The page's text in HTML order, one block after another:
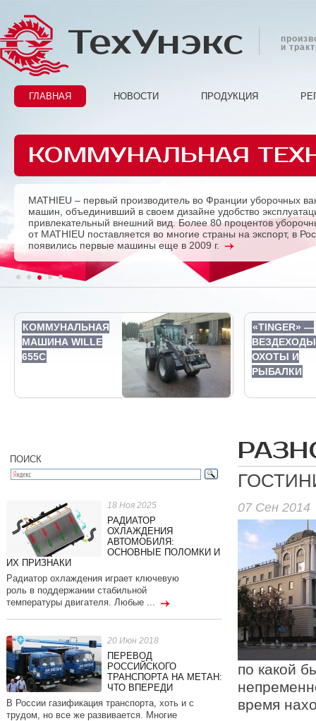
ТехУнэкс
и
ГЛАВНАЯ НОВОСТИ ПРОДУКЦИЯ
КОММУНАЛЬНАЯ
MATHIEU – первый производитель во Франции уборочных
машин, объединивший в своем дизайне удобство
привлекательный внешний вид. Более 80 процентов
от MATHIEU поставляется во многие страны на экспорт, в
появились первые машины еще в 2009 г.
Previous
1 2 3 4 5
КОММУНАЛЬНАЯ
МАШИНА WILLE
655C
«TINGER» —
ОХОТЫ И
РЫБАЛКИ
07 Сен 2014
по какой
время
ПОИСК
18 Ноя 2025
РАДИАТОР
ОХЛАЖДЕНИЯ
АВТОМОБИЛЯ:
ОСНОВНЫЕ ПОЛОМКИ И
ИХ ПРИЗНАКИ
Радиатор охлаждения играет ключевую
роль в поддержании стабильной
температуры двигателя. Любые ...
20 Июн 2018
ПЕРЕВОД
РОССИЙСКОГО
ТРАНСПОРТА НА МЕТАН:
ЧТО ВПЕРЕДИ
В России газификация транспорта, хоть и с
трудом, но все же развивается. Многие